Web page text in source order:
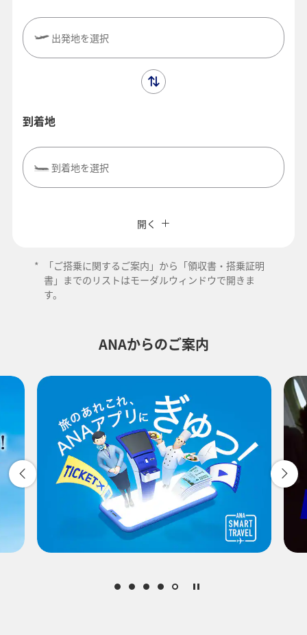
出発地を選択
到着地
到着地を選択
時間帯指定なし
復路出発日および時間帯
時間帯指定なし
往復で異なるクラスで検索
よく使う情報を登録する
開く
*
「ご搭乗に関するご案内」から「領収書・搭乗証明
書」までのリストはモーダルウィンドウで開きま
す。
ANAからのご案内